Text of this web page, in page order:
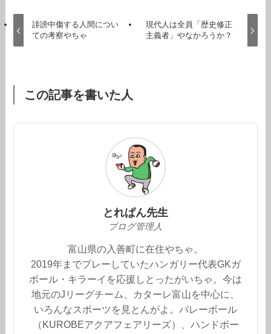
誹謗中傷する人間につい
ての考察やちゃ
現代人は全員「歴史修正
主義者」やなかろうか？
この記事を書いた人
とれぱん先生
ブログ管理人
富山県の入善町に在住やちゃ。
2019年までプレーしていたハンガリー代表GKガ
ボール・キラーイを応援しとったがいちゃ。今は
地元のJリーグチーム、カターレ富山を中心に、
いろんなスポーツを見とんがよ。バレーボール
（KUROBEアクアフェアリーズ）、ハンドボー